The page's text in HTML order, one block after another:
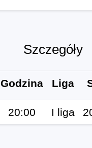
Szczegóły
Godzina Liga
20:00 I liga